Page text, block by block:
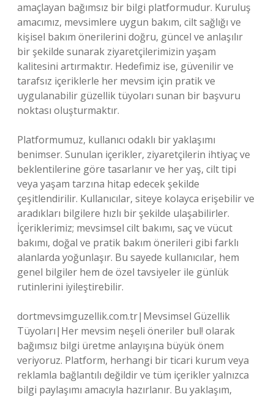
amaçlayan bağımsız bir bilgi platformudur. Kuruluş
amacımız, mevsimlere uygun bakım, cilt sağlığı ve
kişisel bakım önerilerini doğru, güncel ve anlaşılır
bir şekilde sunarak ziyaretçilerimizin yaşam
kalitesini artırmaktır. Hedefimiz ise, güvenilir ve
tarafsız içeriklerle her mevsim için pratik ve
uygulanabilir güzellik tüyoları sunan bir başvuru
noktası oluşturmaktır.
Platformumuz, kullanıcı odaklı bir yaklaşımı
benimser. Sunulan içerikler, ziyaretçilerin ihtiyaç ve
beklentilerine göre tasarlanır ve her yaş, cilt tipi
veya yaşam tarzına hitap edecek şekilde
çeşitlendirilir. Kullanıcılar, siteye kolayca erişebilir ve
aradıkları bilgilere hızlı bir şekilde ulaşabilirler.
İçeriklerimiz; mevsimsel cilt bakımı, saç ve vücut
bakımı, doğal ve pratik bakım önerileri gibi farklı
alanlarda yoğunlaşır. Bu sayede kullanıcılar, hem
genel bilgiler hem de özel tavsiyeler ile günlük
rutinlerini iyileştirebilir.
dortmevsimguzellik.com.tr|Mevsimsel Güzellik
Tüyoları|Her mevsim neşeli öneriler bul! olarak
bağımsız bilgi üretme anlayışına büyük önem
veriyoruz. Platform, herhangi bir ticari kurum veya
reklamla bağlantılı değildir ve tüm içerikler yalnızca
bilgi paylaşımı amacıyla hazırlanır. Bu yaklaşım,